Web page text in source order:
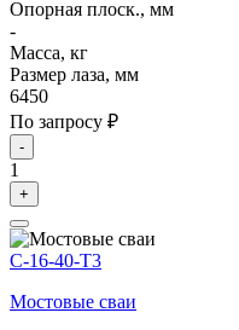
Опорная плоск., мм
-
Масса, кг
Размер лаза, мм
6450
По запросу ₽
-
1
+
С-16-40-Т3
Мостовые сваи